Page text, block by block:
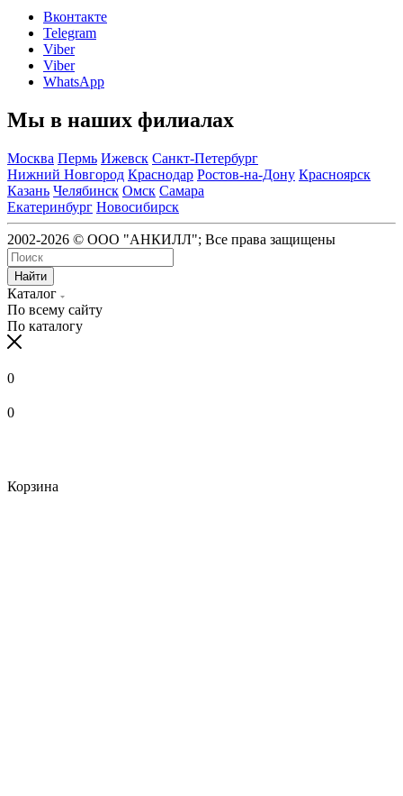
Вконтакте
Telegram
Viber
Viber
WhatsApp
Мы в наших филиалах
Москва Пермь Ижевск Санкт-Петербург
Нижний Новгород Краснодар Ростов-на-Дону Красноярск
Казань Челябинск Омск Самара
Екатеринбург Новосибирск
2002-2026 © ООО "АНКИЛЛ"; Все права защищены
Найти
Каталог
По всему сайту
По каталогу
0
0
Корзина